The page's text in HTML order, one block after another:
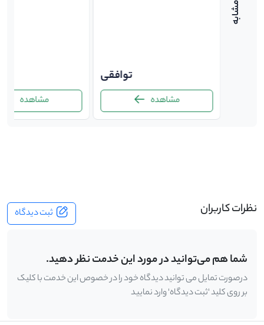
توافقی
مشاهده مشاهده
نظرات کاربران ثبت دیدگاه
شما هم می‌توانید در مورد این خدمت نظر دهید.
درصورت تمایل می توانید دیدگاه خود را در خصوص این خدمت با کلیک
بر روی کلید 'ثبت دیدگاه' وارد نمایید